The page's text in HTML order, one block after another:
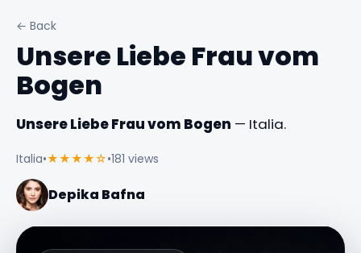
← Back
Unsere Liebe Frau vom
Bogen
Unsere Liebe Frau vom Bogen — Italia.
Italia•★★★★☆•181 views
Depika Bafna